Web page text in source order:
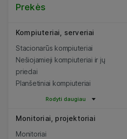
Prekės
Kompiuteriai, serveriai
Stacionarūs kompiuteriai
Nešiojamieji kompiuteriai ir jų
priedai
Planšetiniai kompiuteriai
Rodyti daugiau
Monitoriai, projektoriai
Monitoriai